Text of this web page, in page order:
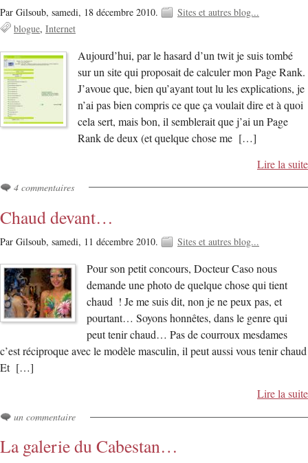
Par Gilsoub, samedi, 18 décembre 2010.
Sites et autres blog...
blogue Internet
Aujourd’hui, par le hasard d’un twit je suis tombé
sur un site qui proposait de calculer mon Page Rank.
J’avoue que, bien qu’ayant tout lu les explications, je
n’ai pas bien compris ce que ça voulait dire et à quoi
cela sert, mais bon, il semblerait que j’ai un Page
Rank de deux (et quelque chose me […]
Lire la suite
4 commentaires
Chaud devant…
Par Gilsoub, samedi, 11 décembre 2010. Sites et autres blog...
Pour son petit concours, Docteur Caso nous
demande une photo de quelque chose qui tient
chaud ! Je me suis dit, non je ne peux pas, et
pourtant… Soyons honnêtes, dans le genre qui
peut tenir chaud… Pas de courroux mesdames
c’est réciproque avec le modèle masculin, il peut aussi vous tenir chaud
Et […]
Lire la suite
un commentaire
La galerie du Cabestan…